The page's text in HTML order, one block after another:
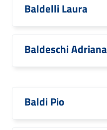
Baldelli Laura
Baldeschi Adriana
Baldi Pio